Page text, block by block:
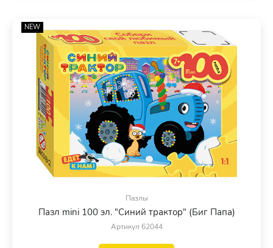
NEW
Пазлы
Пазл mini 100 эл. "Синий трактор" (Биг Папа)
Артикул 62044